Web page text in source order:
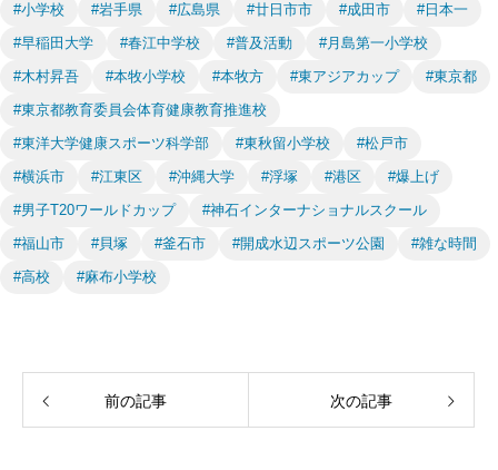
#小学校
#岩手県 #広島県 #廿日市市 #成田市
#日本一
#早稲田大学
#春江中学校 #普及活動
#月島第一小学校
#木村昇吾
#本牧小学校 #本牧方 #東アジアカップ
#東京都
#東京都教育委員会体育健康教育推進校
#東洋大学健康スポーツ科学部
#東秋留小学校
#松戸市
#横浜市
#江東区 #沖縄大学 #浮塚 #港区
#爆上げ
#男子T20ワールドカップ
#神石インターナショナルスクール
#福山市
#貝塚 #釜石市 #開成水辺スポーツ公園
#雑な時間
#高校
#麻布小学校
前の記事 次の記事